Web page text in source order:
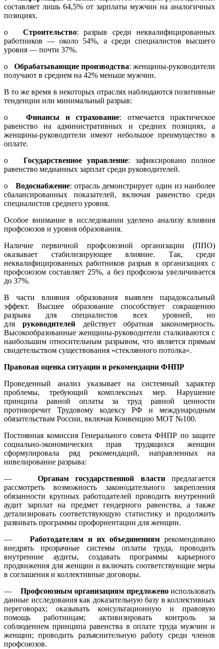
составляет лишь 64,5% от зарплаты мужчин на аналогичных
позициях.
o Строительство: разрыв среди неквалифицированных
работников — около 54%, а среди специалистов высшего
уровня — почти 37%.
o Обрабатывающие производства: женщины-руководители
получают в среднем на 42% меньше мужчин.
В то же время в некоторых отраслях наблюдаются позитивные
тенденции или минимальный разрыв:
o Финансы и страхование: отмечается практическое
равенство на административных и средних позициях, а
женщины-руководители имеют небольшое преимущество в
оплате.
o Государственное управление: зафиксировано полное
равенство медианных зарплат среди руководителей.
o Водоснабжение: отрасль демонстрирует один из наиболее
сбалансированных показателей, включая равенство среди
специалистов среднего уровня.
Особое внимание в исследовании уделено анализу влияния
профсоюзов и уровня образования.
Наличие первичной профсоюзной организации (ППО)
оказывает стабилизирующее влияние. Так, среди
неквалифицированных работников разрыв в организациях с
профсоюзом составляет 25%, а без профсоюза увеличивается
до 37%.
В части влияния образования выявлен парадоксальный
эффект. Высшее образование способствует сокращению
разрыва для специалистов всех уровней, но
дляруководителей действует обратная закономерность.
Высокообразованные женщины-руководители сталкиваются с
наибольшим относительным разрывом, что является прямым
свидетельством существования «стеклянного потолка».
Правовая оценка ситуации и рекомендации ФНПР
Проведенный анализ указывает на системный характер
проблемы, требующий комплексных мер. Нарушение
принципа равной оплаты за труд равной ценности
противоречит Трудовому кодексу РФ и международным
обязательствам России, включая Конвенцию МОТ №100.
Постоянная комиссия Генерального совета ФНПР по защите
социально-экономических прав трудящихся женщин
сформулировала ряд рекомендаций, направленных на
нивелирование разрыва:
—Органам государственной властипредлагается
рассмотреть возможность законодательного закрепления
обязанности крупных работодателей проводить внутренний
аудит зарплат на предмет гендерного равенства, а также
детализировать соответствующую статистику и продолжить
развивать программы профориентации для женщин.
— Работодателям и их объединениям рекомендовано
внедрять прозрачные системы оплаты труда, проводить
внутренние аудиты, создавать программы карьерного
продвижения для женщин и включать соответствующие меры
в соглашения и коллективные договоры.
— Профсоюзным организациям предложеноиспользовать
данные исследования как доказательную базу в коллективных
переговорах; оказывать консультационную и правовую
помощь работницам; активизировать контроль за
соблюдением принципа равенства в оплате труда мужчин и
женщин; проводить разъяснительную работу среди членов
профсоюзов.